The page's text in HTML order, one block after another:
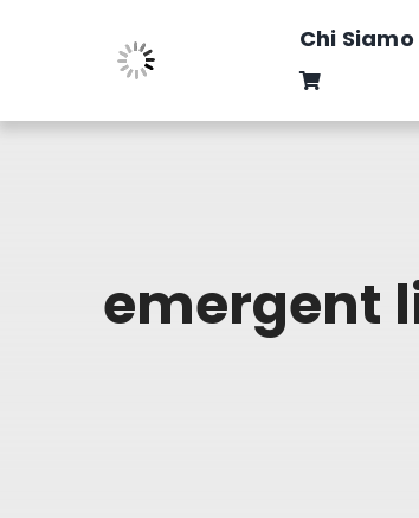
Chi Siamo
emergent